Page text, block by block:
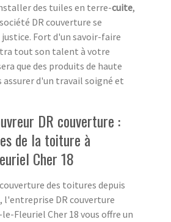
des tuiles en terre-cuite,
DR couverture se
Fort d'un savoir-faire
tout son talent à votre
que des produits de haute
assurer d'un travail soigné et
DR couverture :
de la toiture à
Cher 18
des toitures depuis
l'entreprise DR couverture
Fleuriel Cher 18 vous offre un